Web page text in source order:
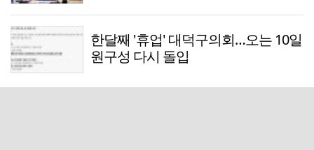
한달째 '휴업' 대덕구의회…오는 10일
원구성 다시 돌입